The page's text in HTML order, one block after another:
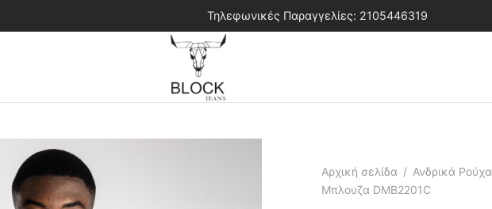
Τηλεφωνικές Παραγγελίες: 2105446319
Αρχική σελίδα / Ανδρικά Ρούχα
Μπλουζα DMB2201C